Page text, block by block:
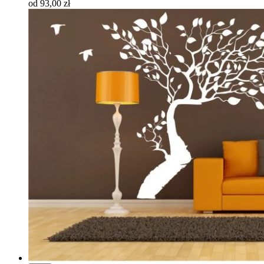
od 93,00 zł